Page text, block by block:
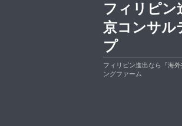
フィリピン
京コンサル
プ
フィリピン進出なら『海
ングファーム